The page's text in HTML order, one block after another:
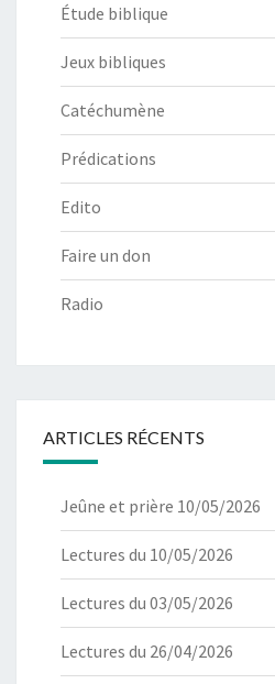
Étude biblique
Jeux bibliques
Catéchumène
Prédications
Edito
Faire un don
Radio
ARTICLES RÉCENTS
Jeûne et prière 10/05/2026
Lectures du 10/05/2026
Lectures du 03/05/2026
Lectures du 26/04/2026